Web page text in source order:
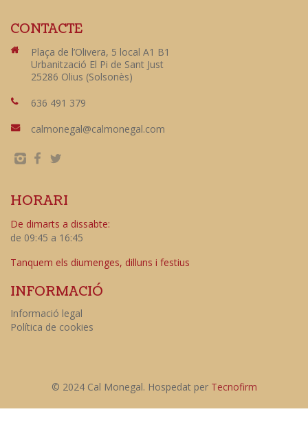
CONTACTE
Plaça de l’Olivera, 5 local A1 B1
Urbanització El Pi de Sant Just
25286 Olius (Solsonès)
636 491 379
calmonegal@calmonegal.com
HORARI
De dimarts a dissabte:
de 09:45 a 16:45
Tanquem els diumenges, dilluns i festius
INFORMACIÓ
Informació legal
Política de cookies
© 2024 Cal Monegal. Hospedat per Tecnofirm